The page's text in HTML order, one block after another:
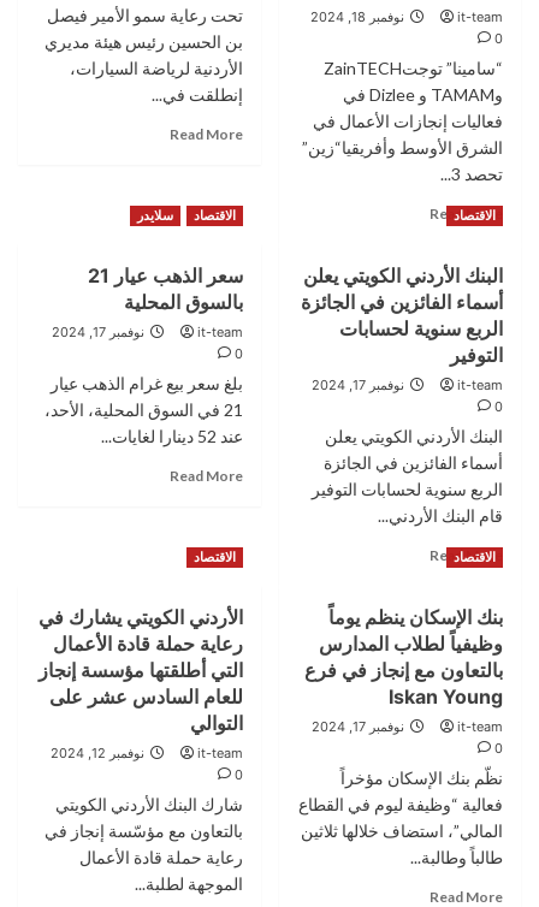
رحلتهم
عبر
رعاية
مؤتمر
نموذج
الأمم
الوزراءمع
منتدى
الاستراتيجيات
it-team
نوفمبر 18, 2024
0
“سامينا” توجتZainTECH
وTAMAM و Dizlee في
فعاليات إنجازات الأعمال في
الشرق الأوسط وأفريقيا“زين”
تحصد 3...
Read More
“زين”
تحصد
قطاعات
الماليةوالخدمات
الرقمية
وحلول
قطاع
المشاريع
تحت رعاية سمو الأمير فيصل
بن الحسين رئيس هيئة مديري
الأردنية لرياضة السيارات،
إنطلقت في...
Read More
الكويتي
رعاية
”
رالي
القمر
للملاحة
الاقتصاد
البنك الأردني الكويتي يعلن
أسماء الفائزين في الجائزة
الربع سنوية لحسابات
التوفير
it-team
نوفمبر 17, 2024
0
البنك الأردني الكويتي يعلن
أسماء الفائزين في الجائزة
الربع سنوية لحسابات التوفير
قام البنك الأردني...
Read More
البنك
الأردني
الكويتي
يعلن
الفائزين
الجائزة
الربع
سنوية
الاقتصاد سلايدر
سعر الذهب عيار 21
بالسوق المحلية
it-team
نوفمبر 17, 2024
0
بلغ سعر بيع غرام الذهب عيار
21 في السوق المحلية، الأحد،
عند 52 دينارا لغايات...
Read More
21
بالسوق
المحلية
الاقتصاد
بنك الإسكان ينظم يوماً
وظيفياً لطلاب المدارس
بالتعاون مع إنجاز في فرع
Iskan Young
it-team
نوفمبر 17, 2024
0
نظّم بنك الإسكان مؤخراً
فعالية “وظيفة ليوم في القطاع
المالي”، استضاف خلالها ثلاثين
طالباً وطالبة...
Read More
الاقتصاد
الأردني الكويتي يشارك في
رعاية حملة قادة الأعمال
التي أطلقتها مؤسسة إنجاز
للعام السادس عشر على
التوالي
it-team
نوفمبر 12, 2024
0
شارك البنك الأردني الكويتي
بالتعاون مع مؤسّسة إنجاز في
رعاية حملة قادة الأعمال
الموجهة لطلبة...